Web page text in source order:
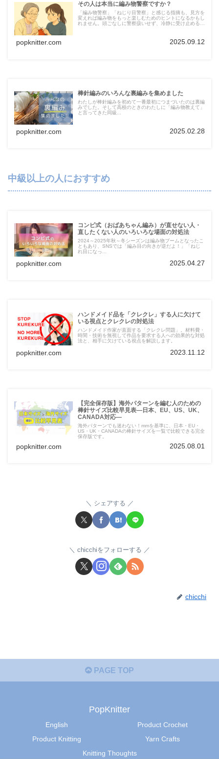
その人は本当に編み物警察ですか？
「編み物警察」「ねじり目警察」と感じる指摘も、見方を
変えれば編み物をもっと楽しむためのヒントになるかもし
れません。頭ごなしに警察扱いせず、冷静に受け止める視
popknitter.com 2025.09.12
棒針編みのいろんな裏編みを集めました
わたしが棒針編みを初めて一番最初につまづいたのは裏編
みでした。そして高校のときのわたしに「編み物教えて」
と言ってきた同級...
popknitter.com 2025.02.28
中級以上の人におすすめ
コンビ式（おばあちゃん編み）が直せない人・
直したくない人のいろいろな場面の対処法
2024～2025年秋～冬シーズンは編み物ブームとなったこ
ともあり、SNSでは「編み目の向きが逆だよ！」「ねじ
れ目になっ...
popknitter.com 2025.04.27
ハンドメイド品を「クレクレ」する人に欠けて
いる視点とクレクレの対処法
ハンドメイド作家が直面する「クレクレ問題」。材料費・
時間・技術を無視して作品を要求する人への効果的な対処
法と、相手に欠けている視点を解説します。
popknitter.com 2023.11.12
【完全保存版】海外パターンを編む人のための
棒針サイズ比較早見表―日本、EU、US、UK、
CANADA対応―
海外パターンでも迷わない！mmを基準に、日本・EU・
US・UK・CANADAの棒針サイズを一覧で比較できる完全
保存版です。
popknitter.com 2025.08.01
シェアする
chicchiをフォローする
chicchi
PAGE TOP
PopKnitter
English
Product Crochet
Product Knitting
Yarn Crafts
Knitting Thoughts